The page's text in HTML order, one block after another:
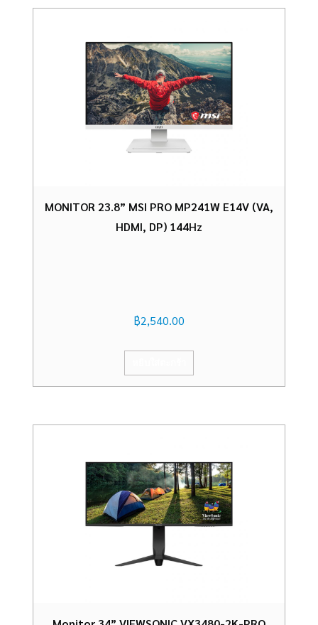
MONITOR 23.8” MSI PRO MP241W E14V (VA,
HDMI, DP) 144Hz
฿2,540.00